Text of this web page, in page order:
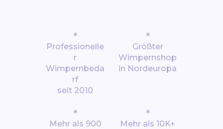
*
Professionelle
r
Wimpernbeda
rf
seit 2010
*
Größter
Wimpernshop
in Nordeuropa
*
Mehr als 900
*
Mehr als 10K+